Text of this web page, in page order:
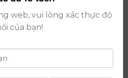
MAGNA TERRA NERO
D`AVOLA SICILIA 2005
830.000₫
web, vui lòng xác thực độ
của bạn!